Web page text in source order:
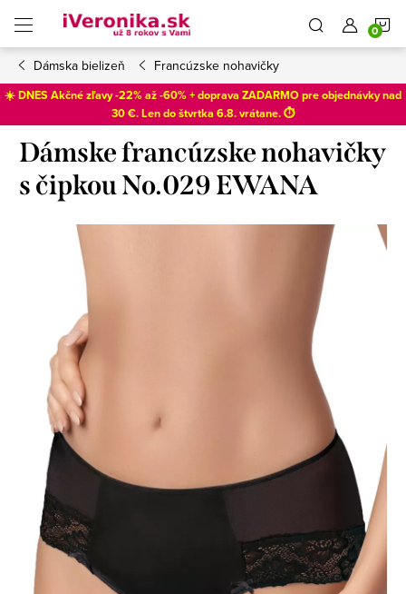
obsah
Dámska bielizeň Francúzske nohavičky
☀️ DNES Akčné zľavy -22% až -60% + doprava ZADARMO pre objednávky nad
30 €. Len doštvrtka 6.8. vrátane. ⏱️
Dámske francúzske nohavičky
s čipkou No.029 EWANA